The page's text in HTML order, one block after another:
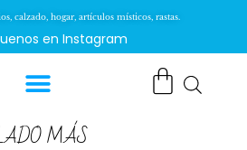
calzado, hogar, artículos místicos, rastas.
en Instagram
MÁS